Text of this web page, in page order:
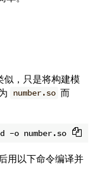
似，只是将构建模
number.so 而
用以下命令编译并